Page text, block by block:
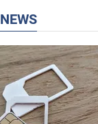
NEWS